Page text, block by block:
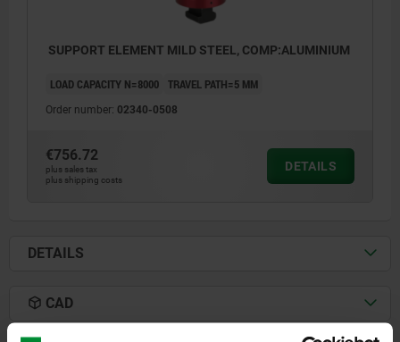
1) grub screw M12x30 DIN 913
SUPPORT ELEMENT MILD STEEL, COMP:ALUMINIUM
LOAD CAPACITY N=8000 TRAVEL PATH=5 MM
Order number: 02340-0508
€756.72
plus sales tax
plus shipping costs
DETAILS
DETAILS
CAD